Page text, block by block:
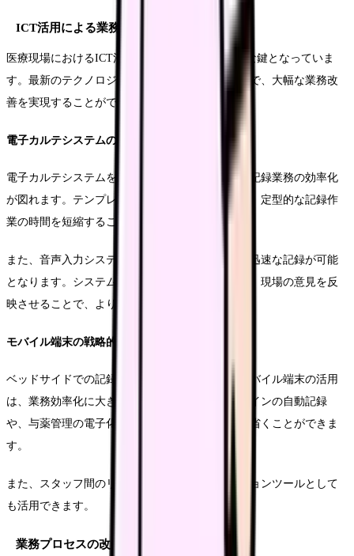
ICT活用による業務改善
医療現場におけるICT活用は、業務効率化の重要な鍵となっていま
す。最新のテクノロジーを効果的に導入することで、大幅な業務改
善を実現することができます。
電子カルテシステムの最適化
電子カルテシステムを効果的に活用することで、記録業務の効率化
が図れます。テンプレート機能を活用することで、定型的な記録作
業の時間を短縮することができます。
また、音声入力システムを導入することで、より迅速な記録が可能
となります。システムのカスタマイズにおいては、現場の意見を反
映させることで、より使いやすいものとなります。
モバイル端末の戦略的活用
ベッドサイドでの記録や情報確認を可能にするモバイル端末の活用
は、業務効率化に大きく貢献します。バイタルサインの自動記録
や、与薬管理の電子化により、二重入力の手間を省くことができま
す。
また、スタッフ間のリアルタイムコミュニケーションツールとして
も活用できます。
業務プロセスの改善